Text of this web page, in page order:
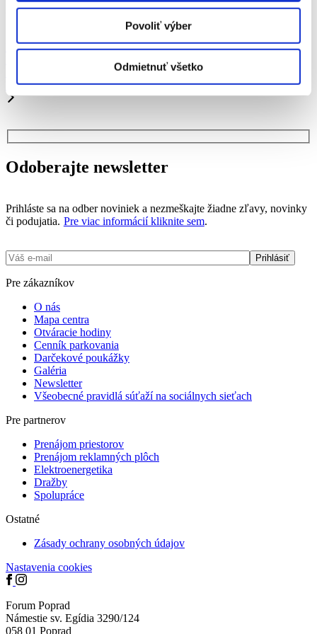
Povoliť výber
Odmietnuť všetko
Za tento článok zodpovedá:Sinsay
Predchádzajúci článok
Nová kolekcia HOUSE x ADMOR
Hispanitas
Odoberajte newsletter
Prihláste sa na odber noviniek a nezmeškajte žiadne zľavy, novinky
či podujatia. Pre viac informácií kliknite sem.
Pre zákazníkov
O nás
Mapa centra
Otváracie hodiny
Cenník parkovania
Darčekové poukážky
Galéria
Newsletter
Všeobecné pravidlá súťaží na sociálnych sieťach
Pre partnerov
Prenájom priestorov
Prenájom reklamných plôch
Elektro­­­energetika
Dražby
Spolupráce
Ostatné
Zásady ochrany osobných údajov
Nastavenia cookies
Forum Poprad
Námestie sv. Egídia 3290/124
058 01 Poprad